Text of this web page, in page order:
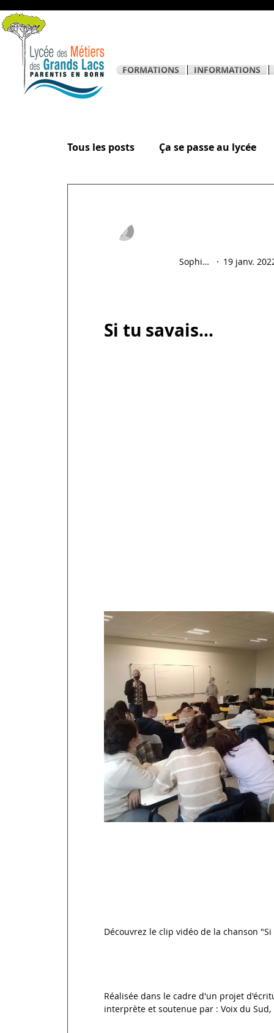
Tous les posts Ça se passe au lycée
Sophie Hostein 19 janv.
Si tu savais...
Découvrez le clip vidéo de la chanson
Réalisée dans le cadre d'un projet
interprète et soutenue par : Voix du Sud,
FORMATIONS INFORMATIONS